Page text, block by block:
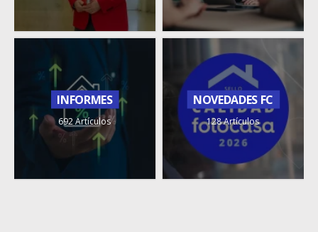
INFORMES
692 Artículos
NOVEDADES FC
128 Artículos